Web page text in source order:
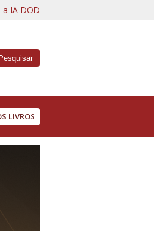
a IA DOD
LIVROS